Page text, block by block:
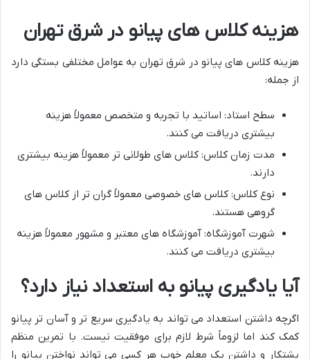
هزینه کلاس های پیانو در شرق تهران
هزینه کلاس های پیانو در شرق تهران به عوامل مختلفی بستگی دارد
از جمله:
سطح استاد: اساتید با تجربه و متخصص معمولاً هزینه
بیشتری دریافت می کنند.
مدت زمان کلاس: کلاس های طولانی تر معمولاً هزینه بیشتری
دارند.
نوع کلاس: کلاس های خصوصی معمولاً گران تر از کلاس های
گروهی هستند.
شهرت آموزشگاه: آموزشگاه های معتبر و مشهور معمولاً هزینه
بیشتری دریافت می کنند.
آیا یادگیری پیانو به استعداد نیاز دارد؟
اگرچه داشتن استعداد می تواند به یادگیری سریع تر و آسان تر پیانو
کمک کند اما لزوماً شرط لازم برای موفقیت نیست. با تمرین منظم
پشتکار و داشتن یک معلم خوب هر کسی می تواند نواختن پیانو را